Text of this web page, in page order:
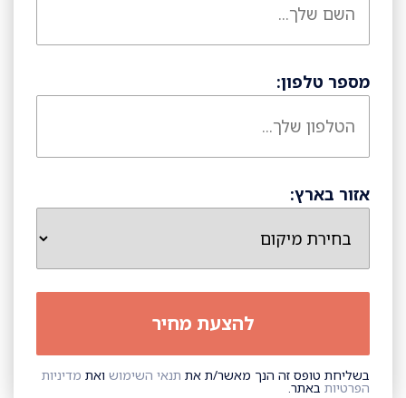
מספר טלפון:
אזור בארץ:
בשליחת טופס זה הנך מאשר/ת את תנאי השימוש ואת מדיניות
הפרטיות באתר.